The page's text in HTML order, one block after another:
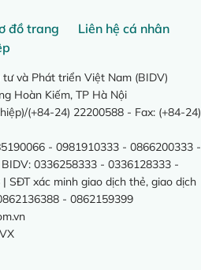
đồ trang
Liên hệ cá nhân
và Phát triển Việt Nam (BIDV)
Hoàn Kiếm, TP Hà Nội
(+84-24) 22200588 - Fax: (+84-24)
- 0981910333 - 0866200333 -
0336258333 - 0336128333 -
SĐT xác minh giao dịch thẻ, giao dịch
- 0862159399